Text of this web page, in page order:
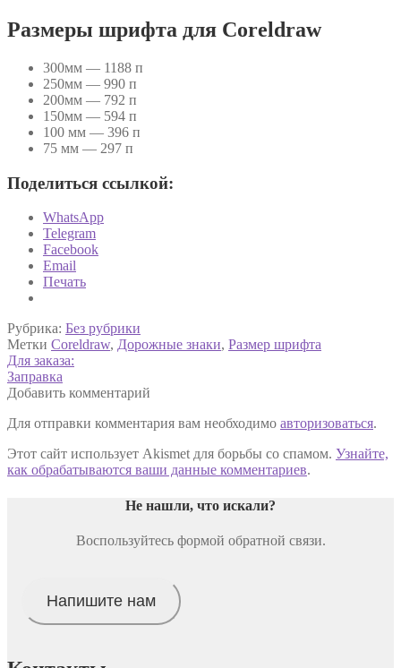
Размеры шрифта для Coreldraw
300мм — 1188 п
250мм — 990 п
200мм — 792 п
150мм — 594 п
100 мм — 396 п
75 мм — 297 п
Поделиться ссылкой:
WhatsApp
Telegram
Facebook
Email
Печать
Рубрика: Без рубрики
Метки Coreldraw, Дорожные знаки, Размер шрифта
Навигация
по
записям
Предыдущая
запись:
Для заказа:
Следующая
запись:
Заправка
Добавить комментарий
Для отправки комментария вам необходимо авторизоваться.
Этот сайт использует Akismet для борьбы со спамом. Узнайте,
как обрабатываются ваши данные комментариев.
Не нашли, что искали?
Воспользуйтесь формой обратной связи.
Напишите нам